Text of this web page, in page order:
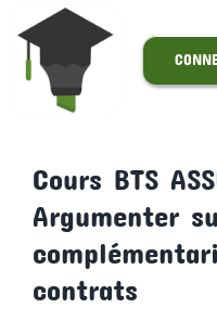
Passer
contenu
S’INSCRIRE
ACTUALITÉS
Cours BTS
Argumenter
contrats